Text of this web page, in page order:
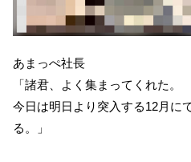
あまっぺ社長
「諸君、よく集まってくれた。
今日は明日より突入する12月に
る。」